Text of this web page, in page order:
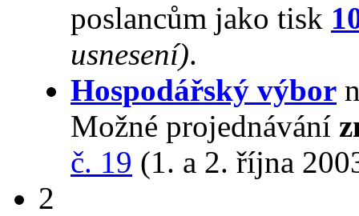
poslancům jako tisk
usnesení).
Hospodářský výbor
Možné projednávání
č. 19 (1. a 2. října
2